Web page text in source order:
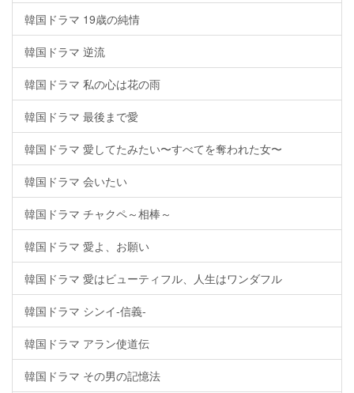
韓国ドラマ 19歳の純情
韓国ドラマ 逆流
韓国ドラマ 私の心は花の雨
韓国ドラマ 最後まで愛
韓国ドラマ 愛してたみたい〜すべてを奪われた女〜
韓国ドラマ 会いたい
韓国ドラマ チャクペ～相棒～
韓国ドラマ 愛よ、お願い
韓国ドラマ 愛はビューティフル、人生はワンダフル
韓国ドラマ シンイ-信義-
韓国ドラマ アラン使道伝
韓国ドラマ その男の記憶法